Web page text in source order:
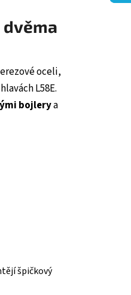
oceli,
L58E.
bojlerya
špičkový